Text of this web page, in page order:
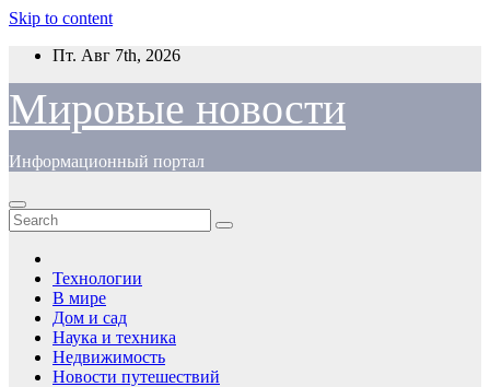
Skip to content
Пт. Авг 7th, 2026
Мировые новости
Информационный портал
Технологии
В мире
Дом и сад
Наука и техника
Недвижимость
Новости путешествий